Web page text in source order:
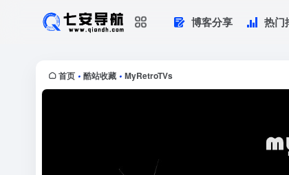
博客分享 热门
首页 • 酷站收藏 • MyRetroTVs